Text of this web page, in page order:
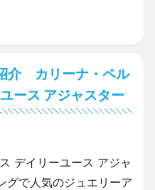
介 カリーナ・ペル
ース アジャスター
デイリーユース アジャ
グで人気のジュエリーア